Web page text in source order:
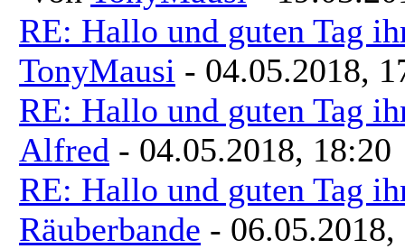
RE: Hallo und guten Tag
TonyMausi - 04.05.2018,
RE: Hallo und guten Tag
Alfred - 04.05.2018, 18:20
RE: Hallo und guten Tag
Räuberbande - 06.05.2018,